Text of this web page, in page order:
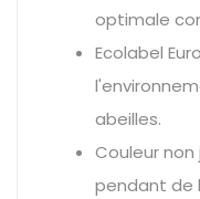
optimale
Ecolabel
abeilles.
Couleur
pendant de